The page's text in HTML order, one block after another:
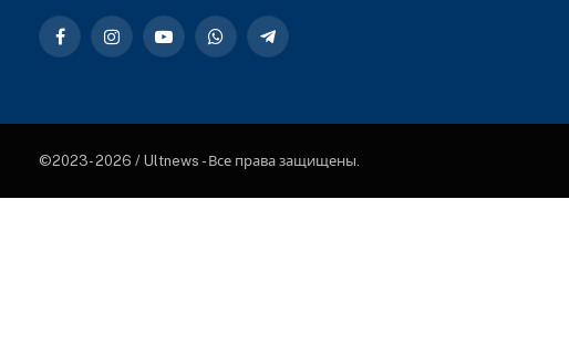
FacebookInstagramYouTubeWhatsAppTelegram
©2023- 2026 / Ultnews - Все права защищены.